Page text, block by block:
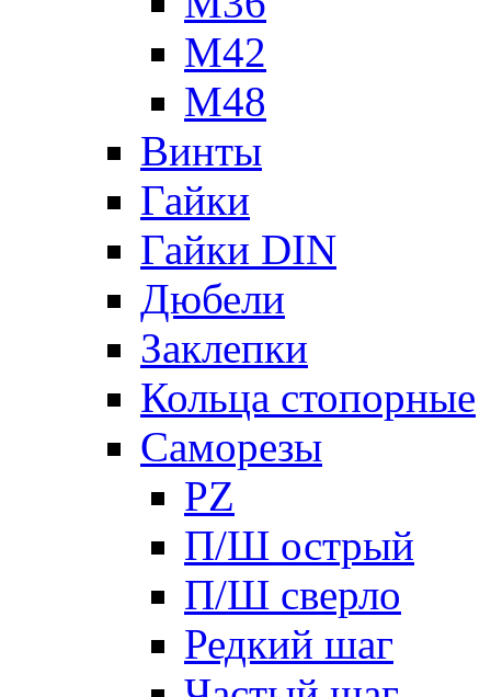
М42
М48
Винты
Гайки
Гайки DIN
Дюбели
Заклепки
Кольца стопорные
Саморезы
PZ
П/Ш острый
П/Ш сверло
Редкий шаг